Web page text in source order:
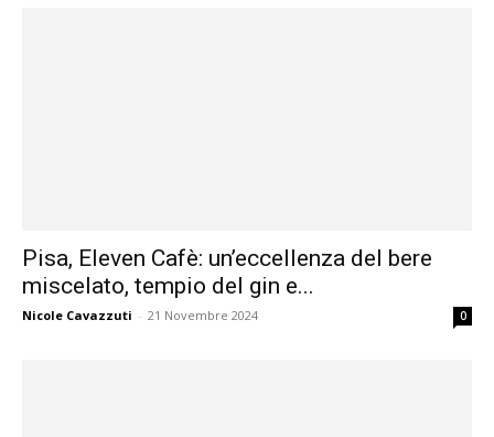
Pisa, Eleven Cafè: un’eccellenza del bere
miscelato, tempio del gin e...
Nicole Cavazzuti - 21 Novembre 2024 0